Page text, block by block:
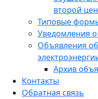
второй
Типовые
Уведомления
Объявления
Архив
Контакты
Обратная связь